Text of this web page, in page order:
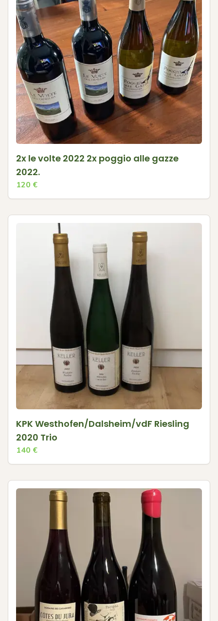
2x le volte 2022 2x poggio alle gazze
2022.
120 €
KPK Westhofen/Dalsheim/vdF Riesling
2020 Trio
140 €